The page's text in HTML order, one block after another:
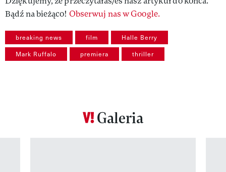
Bądź na bieżąco! Obserwuj nas w Google.
breaking news film Halle Berry
Mark Ruffalo premiera thriller
Galeria